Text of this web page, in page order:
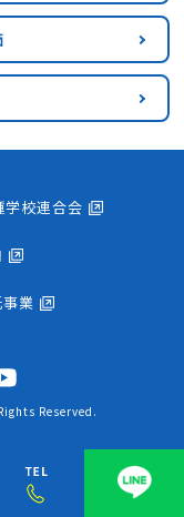
校連合会
業
Reserved.